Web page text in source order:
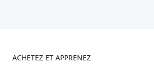
ACHETEZ ET APPRENEZ